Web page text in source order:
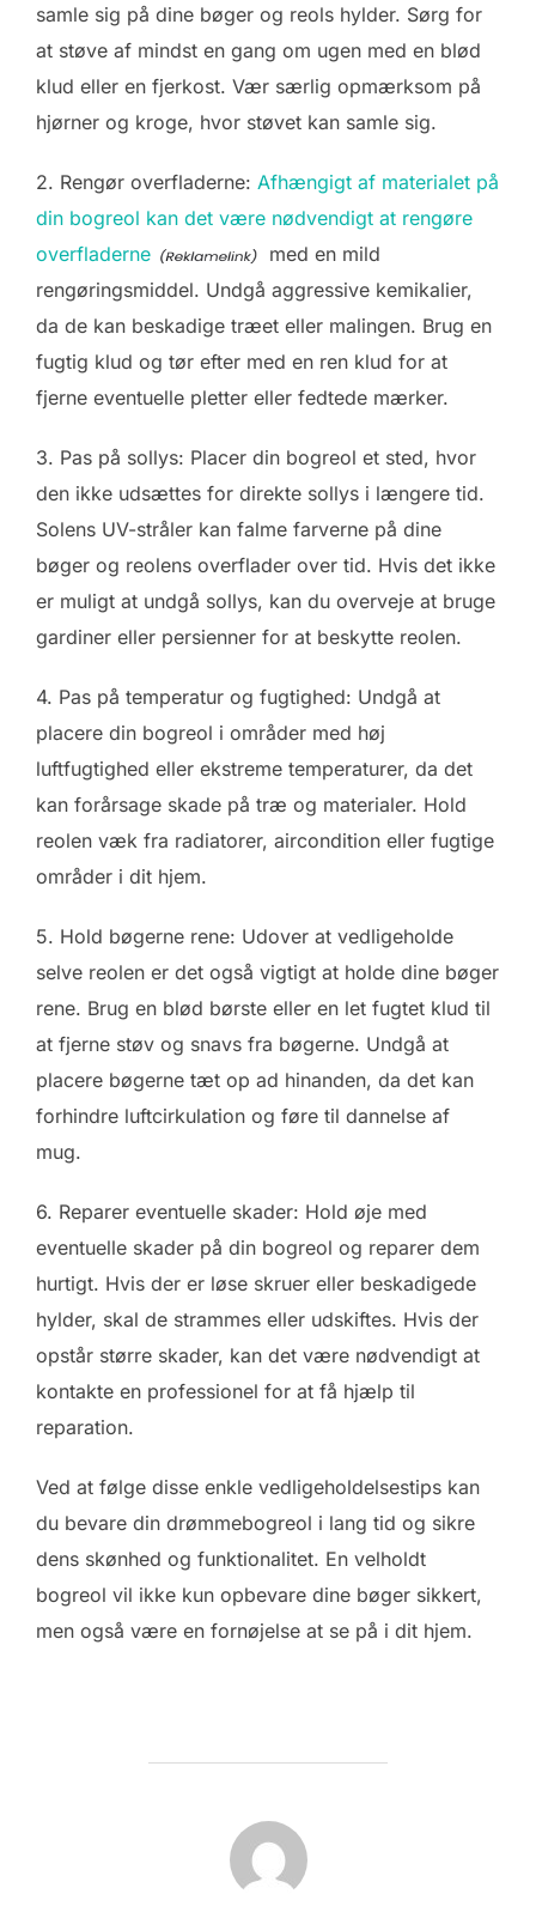
samle sig på dine bøger og reols hylder. Sørg for
at støve af mindst en gang om ugen med en blød
klud eller en fjerkost. Vær særlig opmærksom på
hjørner og kroge, hvor støvet kan samle sig.
2. Rengør overfladerne: Afhængigt af materialet på
din bogreol kan det være nødvendigt at rengøre
overfladerne
med en mild
rengøringsmiddel. Undgå aggressive kemikalier,
da de kan beskadige træet eller malingen. Brug en
fugtig klud og tør efter med en ren klud for at
fjerne eventuelle pletter eller fedtede mærker.
3. Pas på sollys: Placer din bogreol et sted, hvor
den ikke udsættes for direkte sollys i længere tid.
Solens UV-stråler kan falme farverne på dine
bøger og reolens overflader over tid. Hvis det ikke
er muligt at undgå sollys, kan du overveje at bruge
gardiner eller persienner for at beskytte reolen.
4. Pas på temperatur og fugtighed: Undgå at
placere din bogreol i områder med høj
luftfugtighed eller ekstreme temperaturer, da det
kan forårsage skade på træ og materialer. Hold
reolen væk fra radiatorer, aircondition eller fugtige
områder i dit hjem.
5. Hold bøgerne rene: Udover at vedligeholde
selve reolen er det også vigtigt at holde dine bøger
rene. Brug en blød børste eller en let fugtet klud til
at fjerne støv og snavs fra bøgerne. Undgå at
placere bøgerne tæt op ad hinanden, da det kan
forhindre luftcirkulation og føre til dannelse af
mug.
6. Reparer eventuelle skader: Hold øje med
eventuelle skader på din bogreol og reparer dem
hurtigt. Hvis der er løse skruer eller beskadigede
hylder, skal de strammes eller udskiftes. Hvis der
opstår større skader, kan det være nødvendigt at
kontakte en professionel for at få hjælp til
reparation.
Ved at følge disse enkle vedligeholdelsestips kan
du bevare din drømmebogreol i lang tid og sikre
dens skønhed og funktionalitet. En velholdt
bogreol vil ikke kun opbevare dine bøger sikkert,
men også være en fornøjelse at se på i dit hjem.
FORFATTER